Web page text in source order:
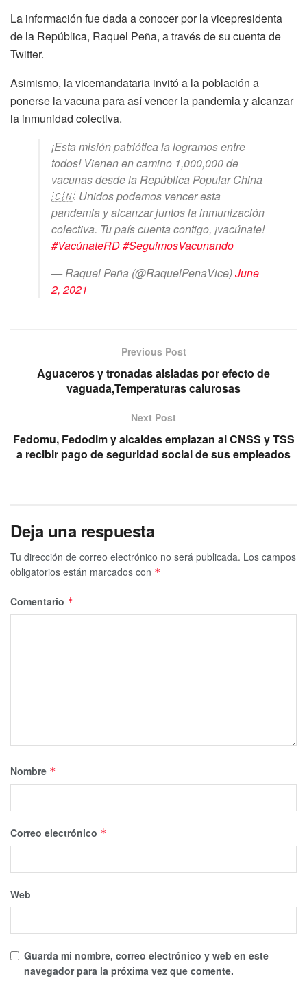
La información fue dada a conocer por la vicepresidenta
de la República, Raquel Peña, a través de su cuenta de
Twitter.
Asimismo, la vicemandataria invitó a la población a
ponerse la vacuna para así vencer la pandemia y alcanzar
la inmunidad colectiva.
¡Esta misión patriótica la logramos entre
todos! Vienen en camino 1,000,000 de
vacunas desde la República Popular China
🇨🇳. Unidos podemos vencer esta
pandemia y alcanzar juntos la inmunización
colectiva. Tu país cuenta contigo, ¡vacúnate!
#VacúnateRD#SeguimosVacunando
— Raquel Peña (@RaquelPenaVice)June
2, 2021
Previous Post
Aguaceros y tronadas aisladas por efecto de
vaguada,Temperaturas calurosas
Next Post
Fedomu, Fedodim y alcaldes emplazan al CNSS y TSS
a recibir pago de seguridad social de sus empleados
Deja una respuesta
Tu dirección de correo electrónico no será publicada. Los campos
obligatorios están marcados con *
Comentario *
Nombre *
Correo electrónico *
Web
Guarda mi nombre, correo electrónico y web en este
navegador para la próxima vez que comente.